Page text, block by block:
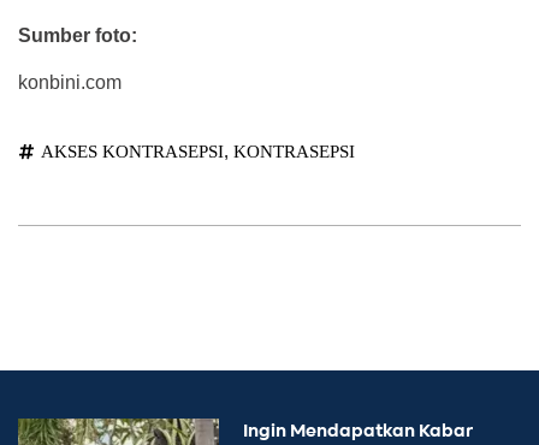
Sumber foto:
konbini.com
AKSES KONTRASEPSI, KONTRASEPSI
Ingin Mendapatkan Kabar